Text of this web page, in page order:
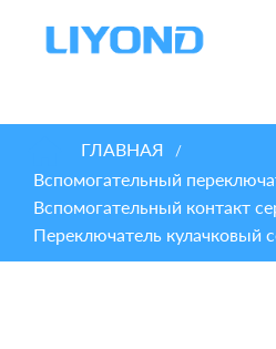
ГЛАВНАЯ /
Вспомогательный
Вспомогательный контакт
Переключатель кулачковый